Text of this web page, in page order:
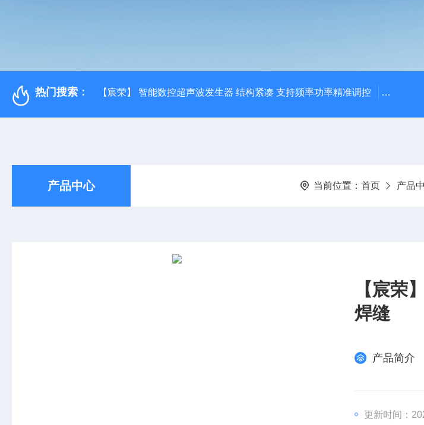
热门搜索： 【宸荣】 智能数控超声波发生器 结构紧凑 支持频率功率精准调控 【宸荣
产品中心 当前位置： 首页 产品
【宸荣
焊缝
产品简介
更新时间：